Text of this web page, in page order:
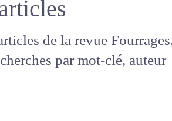
de la revue
vos recherches par
ou année